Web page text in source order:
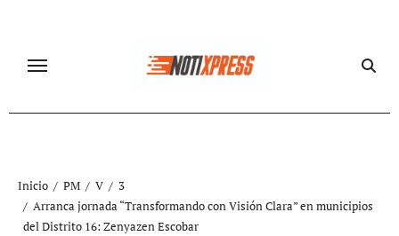
contenido
Inicio PM V
3
Arranca jornada “Transformando con Visión Clara” en municipios
del Distrito 16: Zenyazen Escobar